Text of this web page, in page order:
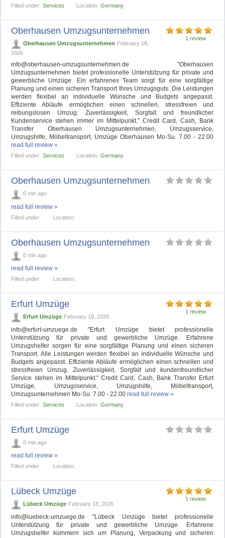
Filled under: Services Location: Germany
1 review
Oberhausen Umzugsunternehmen
Oberhausen Umzugsunternehmen February 18,
2026
info@oberhausen-umzugsunternehmen.de "Oberhausen
Umzugsunternehmen bietet professionelle Unterstützung für private und
gewerbliche Umzüge. Ein erfahrenes Team sorgt für eine sorgfältige
Planung und einen sicheren Transport Ihres Umzugsguts. Die Leistungen
werden flexibel an individuelle Wünsche und Budgets angepasst.
Effiziente Abläufe ermöglichen einen schnellen, stressfreien und
reibungslosen Umzug. Zuverlässigkeit, Sorgfalt und freundlicher
Kundenservice stehen immer im Mittelpunkt." Credit Card, Cash, Bank
Transfer Oberhausen Umzugsunternehmen, Umzugsservice,
Umzugshilfe, Möbeltransport, Umzüge Oberhausen Mo-Su. 7.00 - 22.00
read full review »
Filled under: Services Location: Germany
Oberhausen Umzugsunternehmen
0 min ago
read full review »
Filled under: Location:
Oberhausen Umzugsunternehmen
0 min ago
read full review »
Filled under: Location:
1 review
Erfurt Umzüge
Erfurt Umzüge February 18, 2026
info@erfurt-umzuege.de "Erfurt Umzüge bietet professionelle
Unterstützung für private und gewerbliche Umzüge. Erfahrene
Umzugshelfer sorgen für eine sorgfältige Planung und einen sicheren
Transport. Alle Leistungen werden flexibel an individuelle Wünsche und
Budgets angepasst. Effiziente Abläufe ermöglichen einen schnellen und
stressfreien Umzug. Zuverlässigkeit, Sorgfalt und kundenfreundlicher
Service stehen im Mittelpunkt." Credit Card, Cash, Bank Transfer Erfurt
Umzüge, Umzugsservice, Umzugshilfe, Möbeltransport,
Umzugsunternehmen Mo-Su. 7.00 - 22.00read full review »
Filled under: Services Location: Germany
Erfurt Umzüge
0 min ago
read full review »
Filled under: Location:
1 review
Lübeck Umzüge
Lübeck Umzüge February 18, 2026
info@luebeck-umzuege.de "Lübeck Umzüge bietet professionelle
Unterstützung für private und gewerbliche Umzüge. Erfahrene
Umzugshelfer kümmern sich um Planung, Verpackung und sicheren